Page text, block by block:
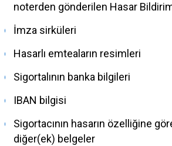
noterden gönderilen Hasar
İmza sirküleri
Hasarlı emteaların resimleri
Sigortalının banka bilgileri
IBAN bilgisi
Sigortacının hasarın özelliğine
diğer(ek) belgeler